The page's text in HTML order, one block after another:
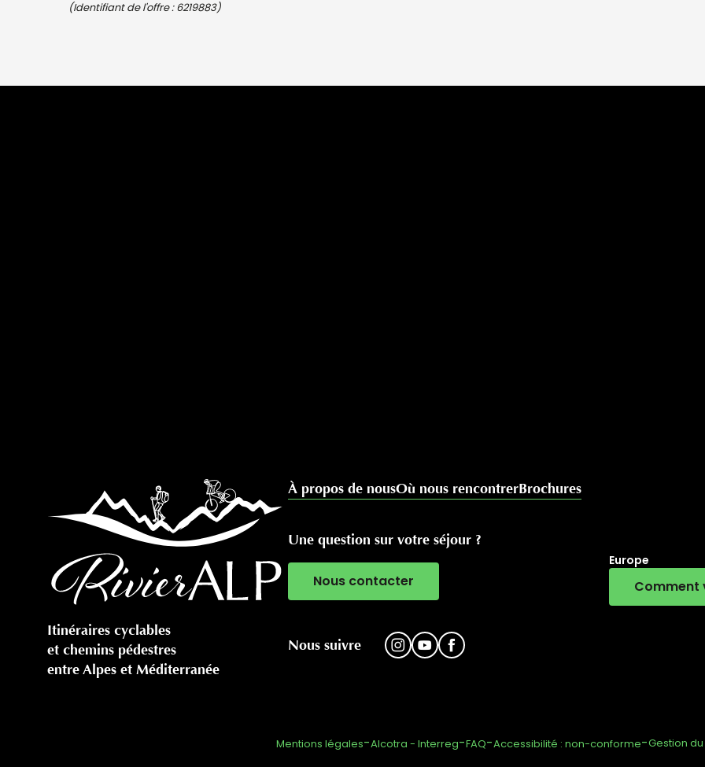
(Identifiant de l'offre :6219883)
Itinéraires cyclables
et chemins pédestres
entre Alpes et Méditerranée
À propos de nousOù nous rencontrerBrochures
Une question sur votre séjour ?
Nous contacter
Nous suivre
Europe
Comment
Mentions légales-Alcotra - Interreg-FAQ-Accessibilité : non-conforme-Gestion